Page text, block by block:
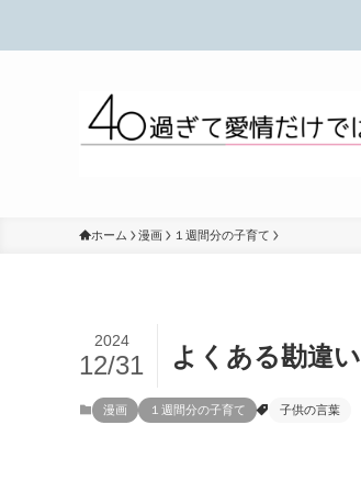
ホーム 漫画 １週間分の子育て
よくある勘違い
2024
12/31
漫画 １週間分の子育て 子供の言葉